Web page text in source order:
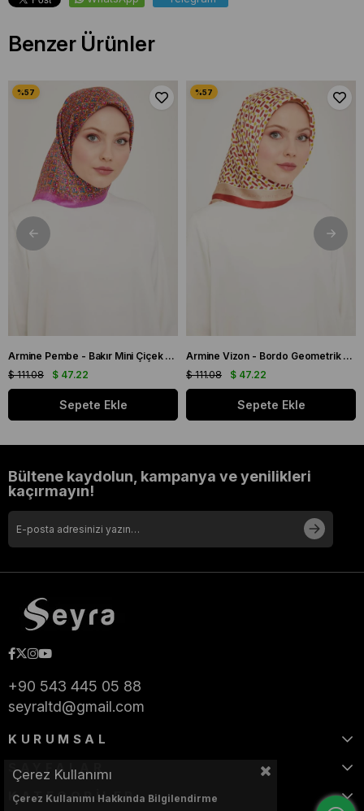
Benzer Ürünler
Armine Pembe - Bakır Mini Çiçek Desen Tivil İpek Eşarp IST 9134 - 03
$ 47.22
$ 111.08
Sepete Ekle
Armine Vizon - Bordo Geometrik Desen Tivil İpek Eşarp IST 9151 - 53
$ 47.22
$ 111.08
Sepete Ekle
Bültene kaydolun, kampanya ve yenilikleri
kaçırmayın!
+90 543 445 05 88
seyraltd@gmail.com
KURUMSAL
SAYFALAR
KATEGORİLER
Çerez Kullanımı
Çerez Kullanımı Hakkında Bilgilendirme